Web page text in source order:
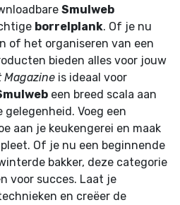
Smulweb
borrelplank. Of je nu
of het organiseren van een
bieden alles voor jouw
Magazine is ideaal voor
een breed scala aan
Voeg een
aan je keukengerei en maak
Of je nu een beginnende
bakker, deze categorie
voor succes. Laat je
en creëer de